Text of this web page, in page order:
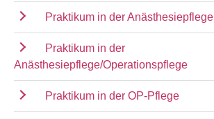
Praktikum in der Anästhesiepflege
Praktikum in der
Anästhesiepflege/Operationspflege
Praktikum in der OP-Pflege